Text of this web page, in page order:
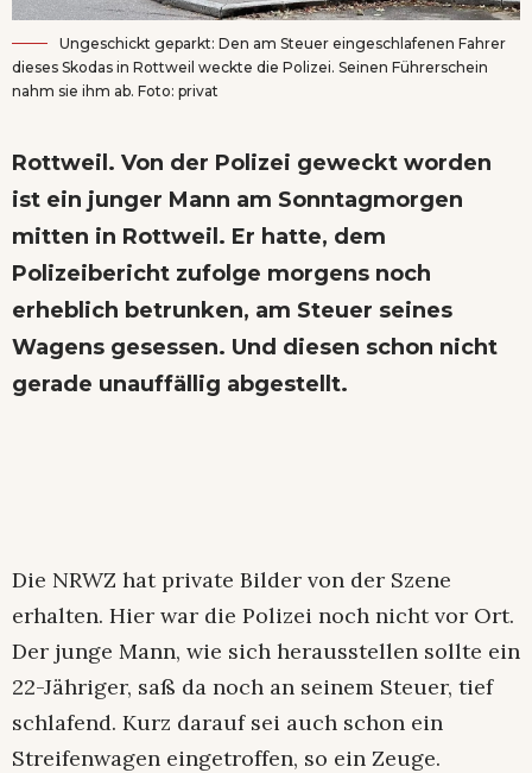
Ungeschickt geparkt: Den am Steuer eingeschlafenen Fahrer
dieses Skodas in Rottweil weckte die Polizei. Seinen Führerschein
nahm sie ihm ab. Foto: privat
Rottweil. Von der Polizei geweckt worden
ist ein junger Mann am Sonntagmorgen
mitten in Rottweil. Er hatte, dem
Polizeibericht zufolge morgens noch
erheblich betrunken, am Steuer seines
Wagens gesessen. Und diesen schon nicht
gerade unauffällig abgestellt.
Die NRWZ hat private Bilder von der Szene
erhalten. Hier war die Polizei noch nicht vor Ort.
Der junge Mann, wie sich herausstellen sollte ein
22-Jähriger, saß da noch an seinem Steuer, tief
schlafend. Kurz darauf sei auch schon ein
Streifenwagen eingetroffen, so ein Zeuge.